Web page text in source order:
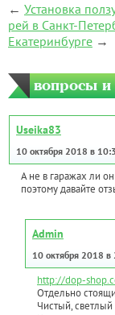
← Установка
рей в Санкт-
Екатеринбурге →
вопросы
Useika83
10 октября 2018 в
А не в гаражах ли
поэтому давайте
Admin
10 октября 2018 в
http://dop-
Отдельно
Чистый, светлый